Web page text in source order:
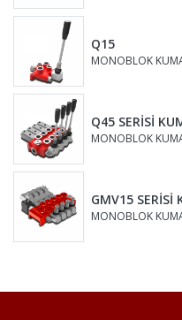
Q15
MONOBLOK
Q45 SERİSİ
MONOBLOK
GMV15 SERİSİ
MONOBLOK